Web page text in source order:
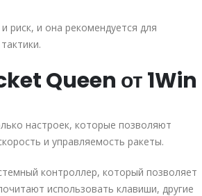
риск, и она рекомендуется для
Queen от 1Win
настроек, которые позволяют
и управляемость ракеты.
контроллер, который позволяет
использовать клавиши, другие